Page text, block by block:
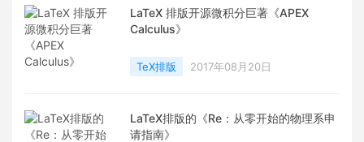
LaTeX 排版开源微积分巨著《APEX
Calculus》
TeX排版 2017年08月20日
LaTeX排版的《Re：从零开始的物理系申
请指南》